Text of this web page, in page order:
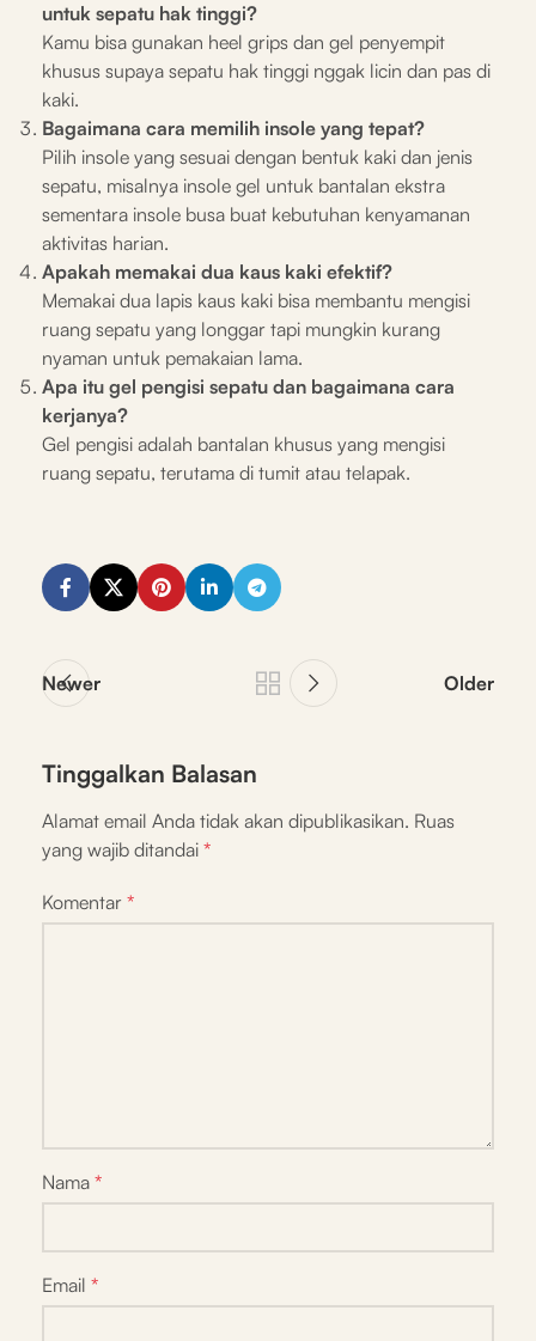
untuk sepatu hak tinggi?
Kamu bisa gunakan heel grips dan gel penyempit
khusus supaya sepatu hak tinggi nggak licin dan pas di
kaki.
Bagaimana cara memilih insole yang tepat?
Pilih insole yang sesuai dengan bentuk kaki dan jenis
sepatu, misalnya insole gel untuk bantalan ekstra
sementara insole busa buat kebutuhan kenyamanan
aktivitas harian.
Apakah memakai dua kaus kaki efektif?
Memakai dua lapis kaus kaki bisa membantu mengisi
ruang sepatu yang longgar tapi mungkin kurang
nyaman untuk pemakaian lama.
Apa itu gel pengisi sepatu dan bagaimana cara
kerjanya?
Gel pengisi adalah bantalan khusus yang mengisi
ruang sepatu, terutama di tumit atau telapak.
Newer Older
Tinggalkan Balasan
Alamat email Anda tidak akan dipublikasikan. Ruas
yang wajib ditandai *
Komentar *
Nama *
Email *